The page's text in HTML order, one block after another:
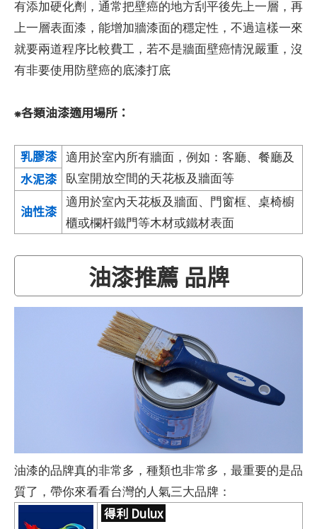
有添加硬化劑，通常把壁癌的地方刮平後先上一層，再
上一層表面漆，能增加牆漆面的穩定性，不過這樣一來
就要兩道程序比較費工，若不是牆面壁癌情況嚴重，沒
有非要使用防壁癌的底漆打底
⁕各類油漆適用場所：
乳膠漆 適用於室內所有牆面，例如：客廳、餐廳及
臥室開放空間的天花板及牆面等
水泥漆
油性漆
適用於室內天花板及牆面、門窗框、桌椅櫥
櫃或欄杆鐵門等木材或鐵材表面
油漆推薦 品牌
油漆的品牌真的非常多，種類也非常多，最重要的是品
質了，帶你來看看台灣的人氣三大品牌：
得利 Dulux